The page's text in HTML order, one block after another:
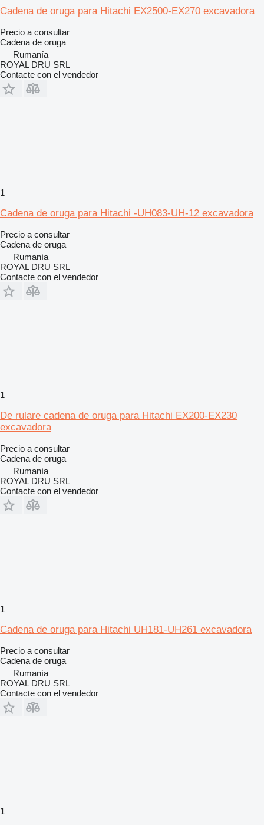
Cadena de oruga para Hitachi EX2500-EX270 excavadora
Precio a consultar
Cadena de oruga
Rumanía
ROYAL DRU SRL
Contacte con el vendedor
1
Cadena de oruga para Hitachi -UH083-UH-12 excavadora
Precio a consultar
Cadena de oruga
Rumanía
ROYAL DRU SRL
Contacte con el vendedor
1
De rulare cadena de oruga para Hitachi EX200-EX230
excavadora
Precio a consultar
Cadena de oruga
Rumanía
ROYAL DRU SRL
Contacte con el vendedor
1
Cadena de oruga para Hitachi UH181-UH261 excavadora
Precio a consultar
Cadena de oruga
Rumanía
ROYAL DRU SRL
Contacte con el vendedor
1